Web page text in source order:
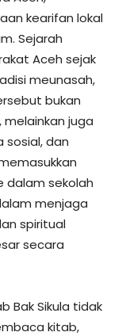
kearifan lokal
Sejarah
Aceh sejak
meunasah,
bukan
juga
sosial, dan
dalam sekolah
menjaga
spiritual
secara
Bak Sikula tidak
kitab,